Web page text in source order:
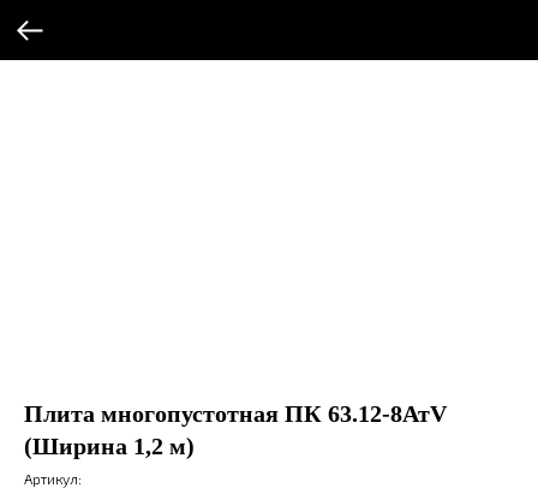
Плита многопустотная ПК 63.12-8АтV
(Ширина 1,2 м)
Артикул: